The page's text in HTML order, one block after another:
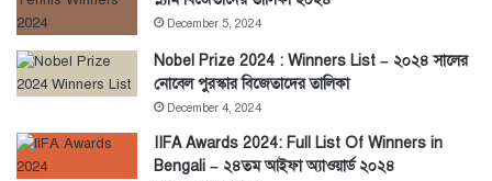
December 5, 2024
Nobel Prize 2024 : Winners List – ২০২৪ সালের
নোবেল পুরস্কার বিজেতাদের তালিকা
December 4, 2024
IIFA Awards 2024: Full List Of Winners in
Bengali – ২৪তম আইফা অ্যাওয়ার্ড ২০২৪